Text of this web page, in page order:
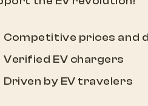
Competitive prices and
Verified EV chargers
Driven by EV travelers